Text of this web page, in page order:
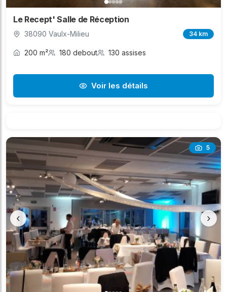
Le Recept' Salle de Réception
38090 Vaulx-Milieu 34 km
200 m² 180 debout 130 assises
Voir les détails
5
‹ ›